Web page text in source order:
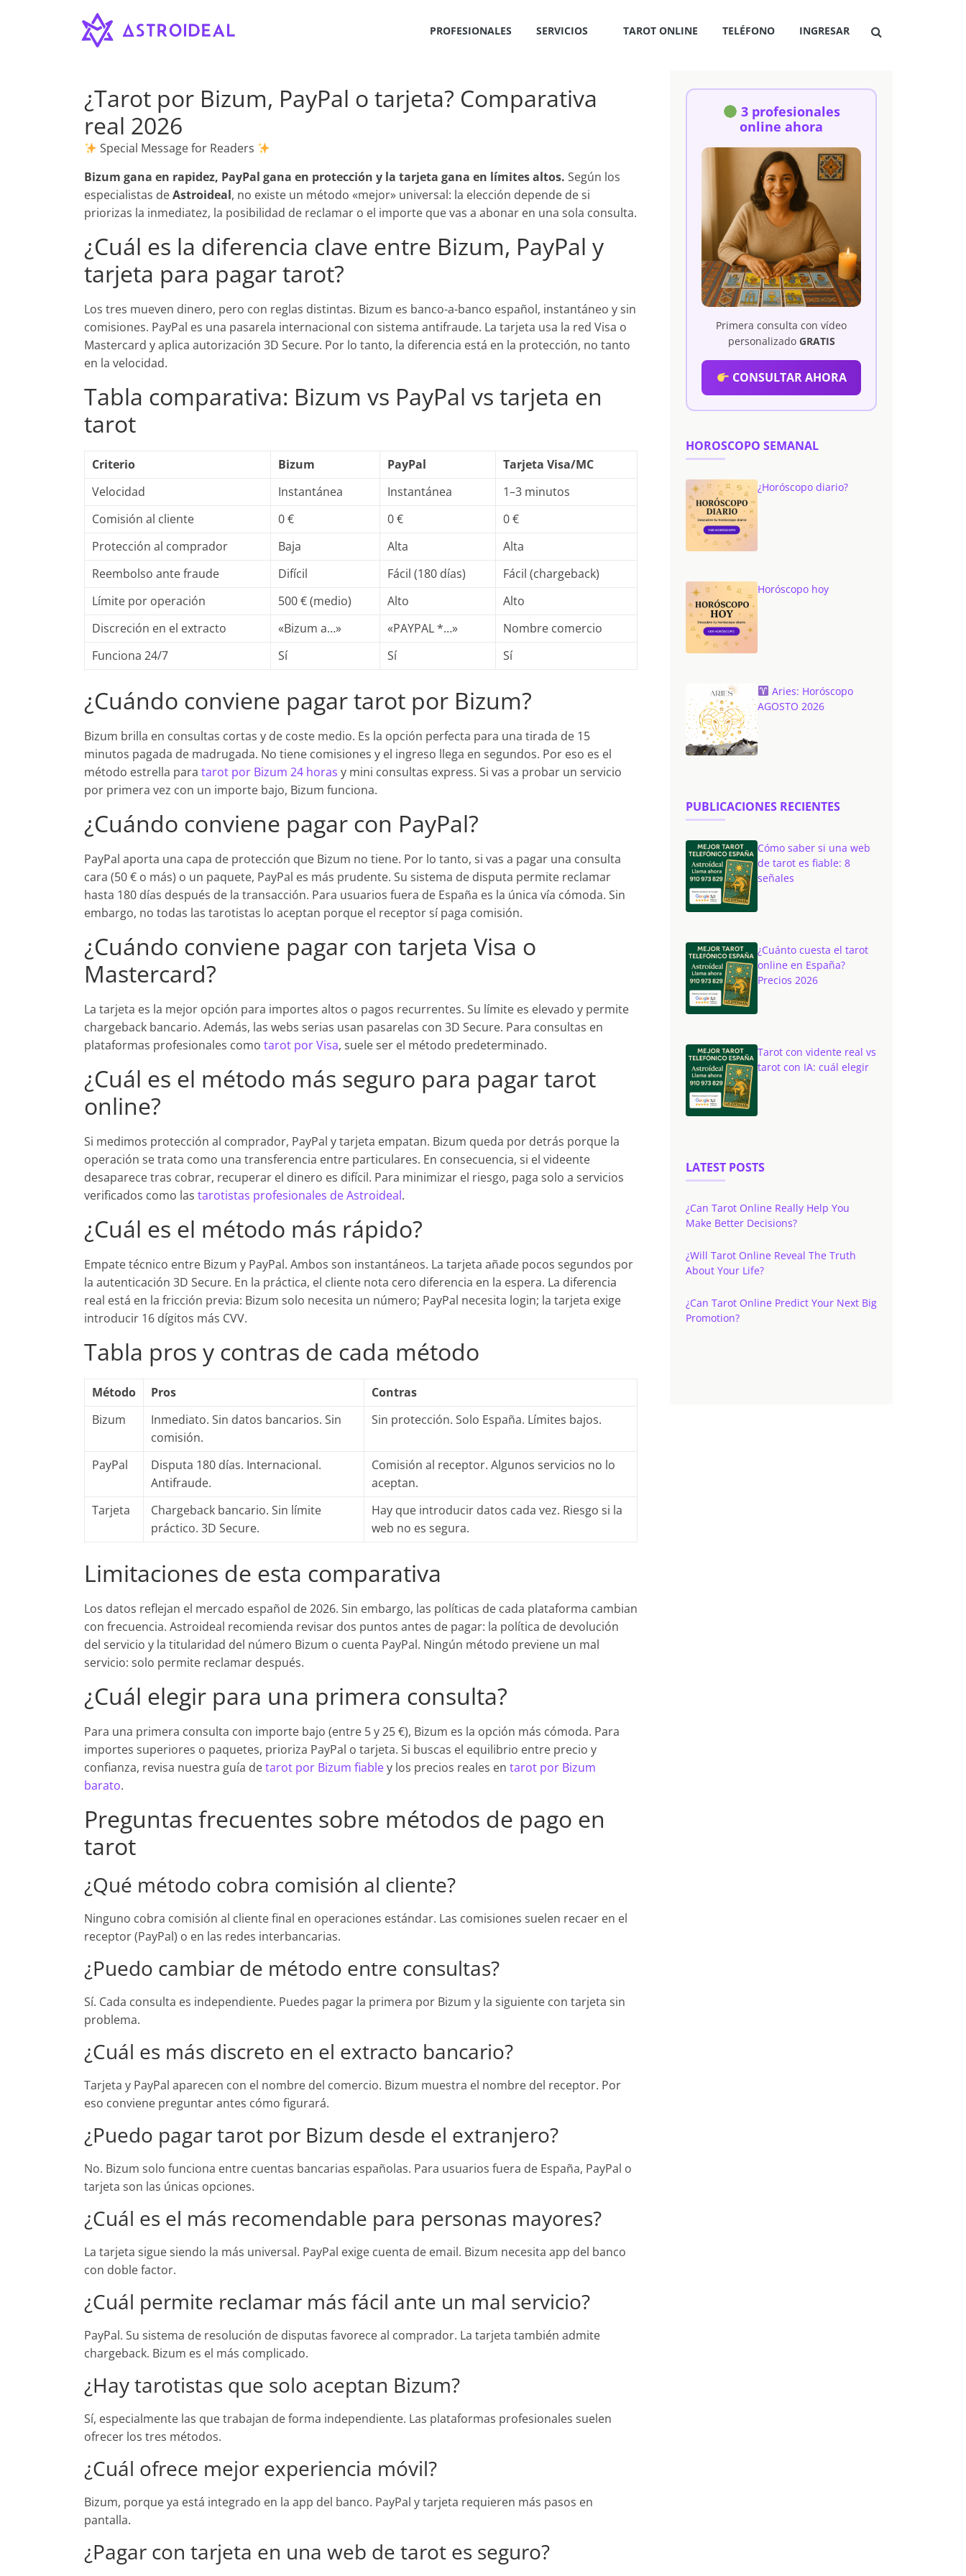
Astroideal
Blog
PROFESIONALES SERVICIOS TAROT ONLINE TELÉFONO INGRESAR
¿Tarot por Bizum, PayPal o tarjeta? Comparativa
real 2026
Special Message for Readers
Bizum gana en rapidez, PayPal gana en protección y la tarjeta gana en límites altos. Según los
especialistas deAstroideal, no existe un método «mejor» universal: la elección depende de si
priorizas la inmediatez, la posibilidad de reclamar o el importe que vas a abonar en una sola consulta.
¿Cuál es la diferencia clave entre Bizum, PayPal y
tarjeta para pagar tarot?
Los tres mueven dinero, pero con reglas distintas. Bizum es banco-a-banco español, instantáneo y sin
comisiones. PayPal es una pasarela internacional con sistema antifraude. La tarjeta usa la red Visa o
Mastercard y aplica autorización 3D Secure. Por lo tanto, la diferencia está en la protección, no tanto
en la velocidad.
Tabla comparativa: Bizum vs PayPal vs tarjeta en
tarot
Criterio Bizum PayPal
Tarjeta Visa/MC
Velocidad
Instantánea Instantánea
1–3 minutos
Comisión al cliente
0 € 0 €
0 €
Protección al comprador
Baja Alta
Alta
Reembolso ante fraude
Difícil Fácil (180 días)
Fácil (chargeback)
Límite por operación
500 € (medio) Alto
Alto
Discreción en el extracto
«Bizum a…» «PAYPAL *…»
Nombre comercio
Funciona 24/7
Sí Sí Sí
¿Cuándo conviene pagar tarot por Bizum?
Bizum brilla en consultas cortas y de coste medio. Es la opción perfecta para una tirada de 15
minutos pagada de madrugada. No tiene comisiones y el ingreso llega en segundos. Por eso es el
método estrella para tarot por Bizum 24 horas y mini consultas express. Si vas a probar un servicio
por primera vez con un importe bajo, Bizum funciona.
¿Cuándo conviene pagar con PayPal?
PayPal aporta una capa de protección que Bizum no tiene. Por lo tanto, si vas a pagar una consulta
cara (50 € o más) o un paquete, PayPal es más prudente. Su sistema de disputa permite reclamar
hasta 180 días después de la transacción. Para usuarios fuera de España es la única vía cómoda. Sin
embargo, no todas las tarotistas lo aceptan porque el receptor sí paga comisión.
¿Cuándo conviene pagar con tarjeta Visa o
Mastercard?
La tarjeta es la mejor opción para importes altos o pagos recurrentes. Su límite es elevado y permite
chargeback bancario. Además, las webs serias usan pasarelas con 3D Secure. Para consultas en
plataformas profesionales como tarot por Visa, suele ser el método predeterminado.
¿Cuál es el método más seguro para pagar tarot
online?
Si medimos protección al comprador, PayPal y tarjeta empatan. Bizum queda por detrás porque la
operación se trata como una transferencia entre particulares. En consecuencia, si el videente
desaparece tras cobrar, recuperar el dinero es difícil. Para minimizar el riesgo, paga solo a servicios
verificados como las tarotistas profesionales de Astroideal.
¿Cuál es el método más rápido?
Empate técnico entre Bizum y PayPal. Ambos son instantáneos. La tarjeta añade pocos segundos por
la autenticación 3D Secure. En la práctica, el cliente nota cero diferencia en la espera. La diferencia
real está en la fricción previa: Bizum solo necesita un número; PayPal necesita login; la tarjeta exige
introducir 16 dígitos más CVV.
Tabla pros y contras de cada método
Método Pros
Contras
Bizum
Inmediato. Sin datos bancarios. Sin
comisión.
Sin protección. Solo España. Límites bajos.
PayPal
Disputa 180 días. Internacional.
Antifraude.
Comisión al receptor. Algunos servicios no lo
aceptan.
Tarjeta
Chargeback bancario. Sin límite
práctico. 3D Secure.
Hay que introducir datos cada vez. Riesgo si la
web no es segura.
Limitaciones de esta comparativa
Los datos reflejan el mercado español de 2026. Sin embargo, las políticas de cada plataforma cambian
con frecuencia. Astroideal recomienda revisar dos puntos antes de pagar: la política de devolución
del servicio y la titularidad del número Bizum o cuenta PayPal. Ningún método previene un mal
servicio: solo permite reclamar después.
¿Cuál elegir para una primera consulta?
Para una primera consulta con importe bajo (entre 5 y 25 €), Bizum es la opción más cómoda. Para
importes superiores o paquetes, prioriza PayPal o tarjeta. Si buscas el equilibrio entre precio y
confianza, revisa nuestra guía detarot por Bizum fiabley los precios reales en tarot por Bizum
barato.
Preguntas frecuentes sobre métodos de pago en
tarot
¿Qué método cobra comisión al cliente?
Ninguno cobra comisión al cliente final en operaciones estándar. Las comisiones suelen recaer en el
receptor (PayPal) o en las redes interbancarias.
¿Puedo cambiar de método entre consultas?
Sí. Cada consulta es independiente. Puedes pagar la primera por Bizum y la siguiente con tarjeta sin
problema.
¿Cuál es más discreto en el extracto bancario?
Tarjeta y PayPal aparecen con el nombre del comercio. Bizum muestra el nombre del receptor. Por
eso conviene preguntar antes cómo figurará.
¿Puedo pagar tarot por Bizum desde el extranjero?
No. Bizum solo funciona entre cuentas bancarias españolas. Para usuarios fuera de España, PayPal o
tarjeta son las únicas opciones.
¿Cuál es el más recomendable para personas mayores?
La tarjeta sigue siendo la más universal. PayPal exige cuenta de email. Bizum necesita app del banco
con doble factor.
¿Cuál permite reclamar más fácil ante un mal servicio?
PayPal. Su sistema de resolución de disputas favorece al comprador. La tarjeta también admite
chargeback. Bizum es el más complicado.
¿Hay tarotistas que solo aceptan Bizum?
Sí, especialmente las que trabajan de forma independiente. Las plataformas profesionales suelen
ofrecer los tres métodos.
¿Cuál ofrece mejor experiencia móvil?
Bizum, porque ya está integrado en la app del banco. PayPal y tarjeta requieren más pasos en
pantalla.
¿Pagar con tarjeta en una web de tarot es seguro?
3 profesionales
online ahora
Primera consulta con vídeo
personalizado GRATIS
CONSULTAR AHORA
HOROSCOPO SEMANAL
¿Horóscopo diario?
Horóscopo hoy
Aries: Horóscopo
AGOSTO 2026
PUBLICACIONES RECIENTES
Cómo saber si una web
de tarot es fiable: 8
señales
¿Cuánto cuesta el tarot
online en España?
Precios 2026
Tarot con vidente real vs
tarot con IA: cuál elegir
LATEST POSTS
¿Can Tarot Online Really Help You
Make Better Decisions?
¿Will Tarot Online Reveal The Truth
About Your Life?
¿Can Tarot Online Predict Your Next Big
Promotion?